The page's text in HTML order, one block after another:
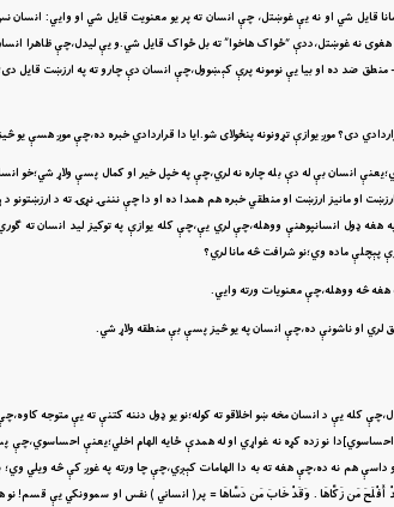
قايل شي او نه يې غوښتل، چې انسان ته پر يو معنويت قايل شي او وايي: انسان
نه غوښتل،ددې “ځواک هاخوا” ته بل ځواک قايل شي.و يې ليدل،چې ظاهرا
ضد ده او بيا يې نومونه پرې کېښوول،چې انسان دې چارو ته په ارزښت قايل
دى؟ موږ يوازې تړونونه پنځولاى شو.ايا دا قراردادي خبره ده،چې موږ هسې يو
انسان بې له دې بله چاره نه لري،چې په خپل خير او کمال پسې ولاړ شي؛خو
او مانيز ارزښت او منطقي خبره هم همدا ده او دا چې نننۍ نړۍ ته د
ډول انسانپوهنې ووهله،چې لري يې،چې کله يوازې په توکيز ليد انسان ته
پېچلې ماده وي؛نو شرافت څه مانا لري؟
هغه څه ووهله،چې معنويات ورته وايي.
لري او ناشونې ده،چې انسان په يو څيز پسې بې منطقه ولاړ شي.
کله يې د انسان مخه ښو اخلاقو ته کوله؛نو يو ډول دننه کتنې ته يې متوجه
نو زده کړه نه غواړي او له همدې ځايه الهام اخلي؛يعنې
داسې هم نه ده،چې هغه ته به دا الهامات کېږي،چې چا ورته په غوږ کې څه ويلي
أَفْلَحَ مَن زَكَّاهَا . وَقَدْ خَابَ مَن دَسَّاهَا = پر( انساني ) نفس او سموونكي يې قسم!